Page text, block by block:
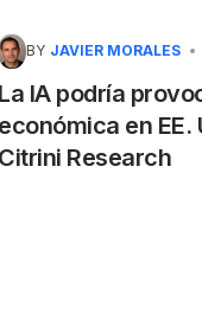
BY JAVIER MORALES
La IA podría
económica en
Citrini Research